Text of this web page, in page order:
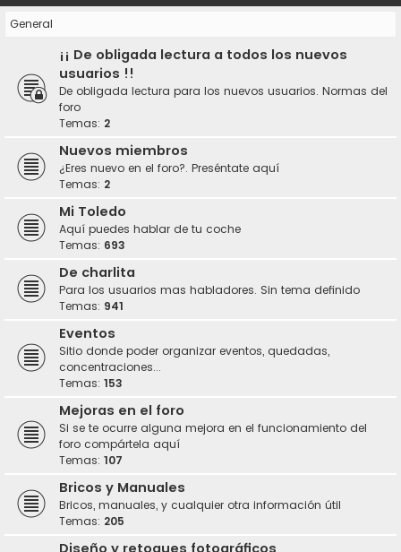
General
¡¡ De obligada lectura a todos los nuevos
usuarios !!
De obligada lectura para los nuevos usuarios. Normas del
foro
Temas: 2
Nuevos miembros
¿Eres nuevo en el foro?. Preséntate aquí
Temas: 2
Mi Toledo
Aquí puedes hablar de tu coche
Temas: 693
De charlita
Para los usuarios mas habladores. Sin tema definido
Temas: 941
Eventos
Sitio donde poder organizar eventos, quedadas,
concentraciones...
Temas: 153
Mejoras en el foro
Si se te ocurre alguna mejora en el funcionamiento del
foro compártela aquí
Temas: 107
Bricos y Manuales
Bricos, manuales, y cualquier otra información útil
Temas: 205
Diseño y retoques fotográficos